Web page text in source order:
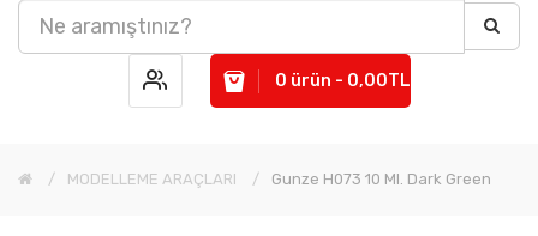
0 ürün - 0,00TL
MODELLEME ARAÇLARI Gunze H073 10 Ml. Dark Green